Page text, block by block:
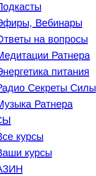
Вебинары
на вопросы
Ратнера
питания
Секреты Силы
Ратнера
курсы
курсы